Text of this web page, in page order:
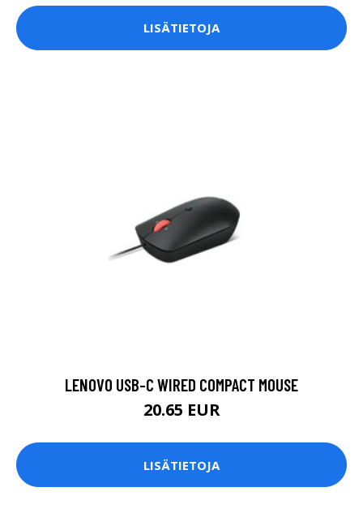
LISÄTIETOJA
LENOVO USB-C WIRED COMPACT MOUSE
20.65 EUR
LISÄTIETOJA